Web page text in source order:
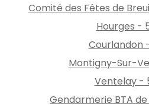
Comité des Fêtes de
Hourges -
Courlandon -
Montigny-Sur-
Ventelay -
Gendarmerie BTA de